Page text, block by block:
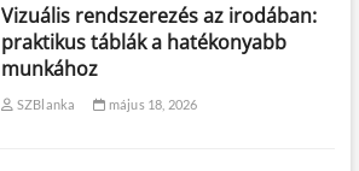
Vizuális rendszerezés az irodában:
praktikus táblák a hatékonyabb
munkához
SZBlanka május 18, 2026